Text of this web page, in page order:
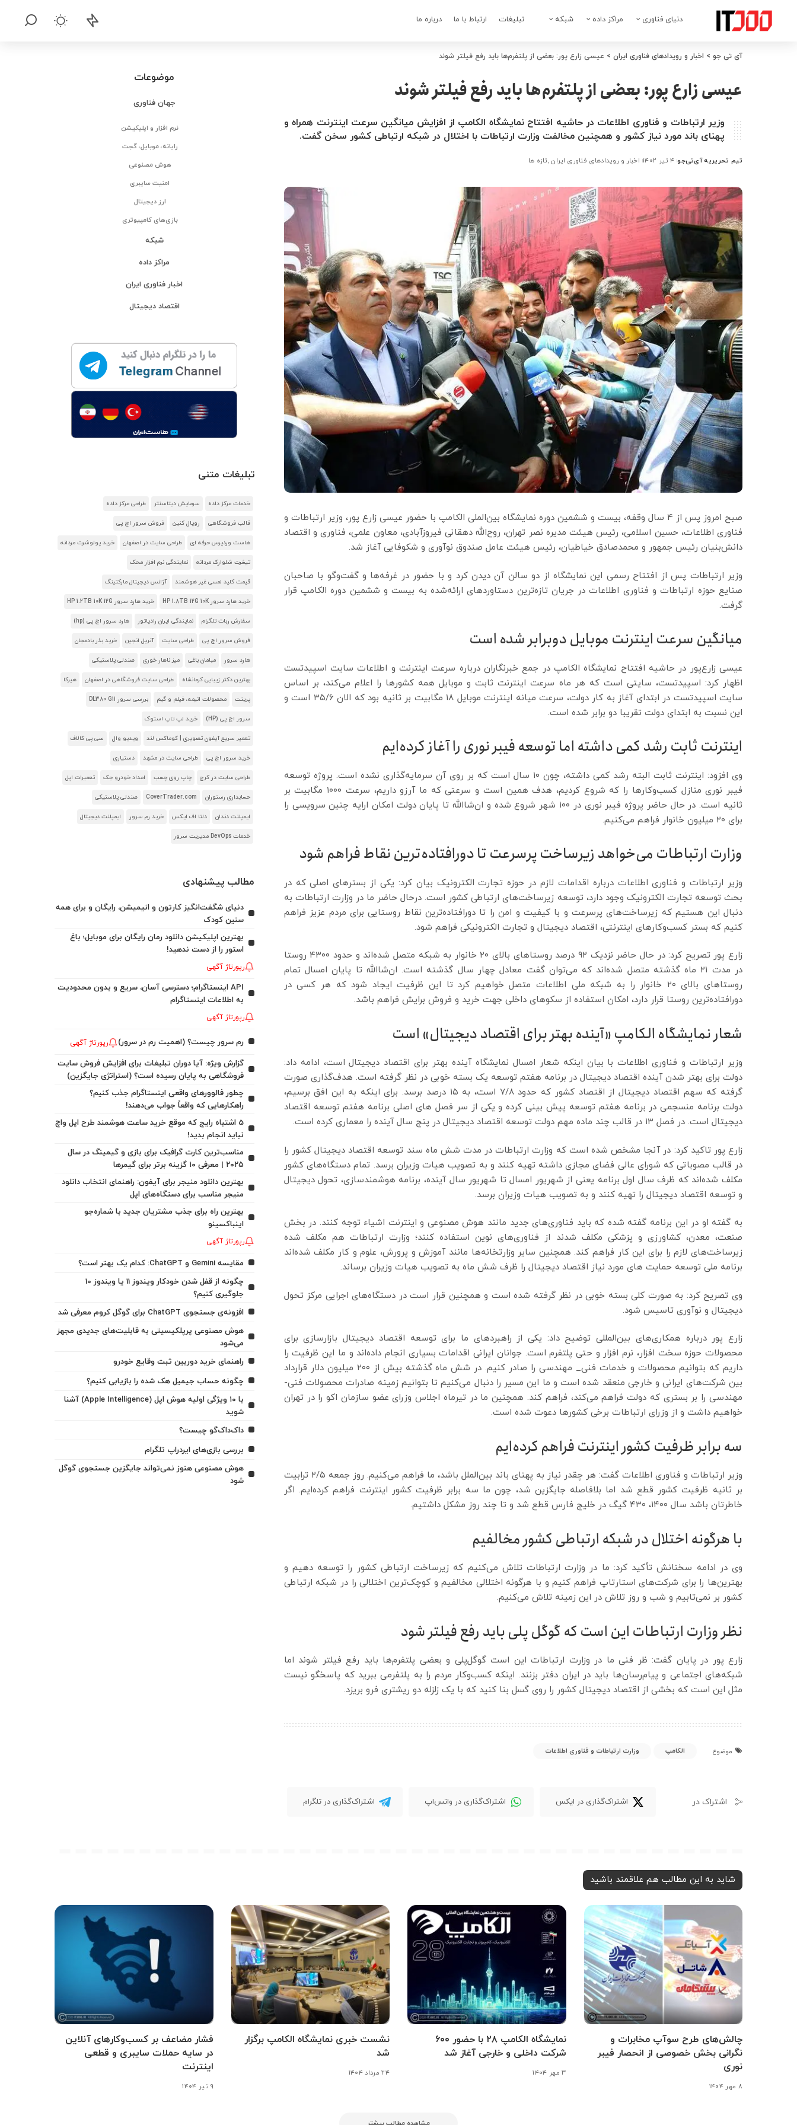
دنیای فناوری مراکز داده شبکه تبلیغات ارتباط با ما درباره ما
آی تی جو > اخبار و رویدادهای فناوری ایران > عیسی زارع پور: بعضی از پلتفرم‌ها باید رفع فیلتر شوند
عیسی زارع پور: بعضی از پلتفرم‌ها باید رفع فیلتر شوند
وزیر ارتباطات و فناوری اطلاعات در حاشیه افتتاح نمایشگاه الکامپ از افزایش میانگین سرعت اینترنت همراه و
پهنای باند مورد نیاز کشور و همچنین مخالفت وزارت ارتباطات با اختلال در شبکه ارتباطی کشور سخن گفت.
ارسال
توسط
تیم تحریریه آی‌تی‌جو ۴ تیر ۱۴۰۲ اخبار و رویدادهای فناوری ایران تازه ها
صبح امروز پس از 4 سال وقفه، بیست و ششمین دوره نمایشگاه بین‌الملی الکامپ با حضور عیسی زارع پور، وزیر ارتباطات و
فناوری اطلاعات، حسین اسلامی، رئیس هیئت مدیره نصر تهران، روح‌الله دهقانی فیروزآبادی، معاون علمی، فناوری و اقتصاد
دانش‌بنیان رئیس جمهور و محمدصادق خیاطیان، رئیس هیئت عامل صندوق نوآوری و شکوفایی آغاز شد.
وزیر ارتباطات پس از افتتاح رسمی این نمایشگاه از دو سالن آن دیدن کرد و با حضور در غرفه‌‌‌ها و گفت‌وگو با صاحبان
صنایع حوزه ارتباطات و فناوری اطلاعات در جریان تازه‌ترین دستاوردهای ارائه‌شده به بیست و ششمین دوره الکامپ قرار
گرفت.
میانگین سرعت اینترنت موبایل دوبرابر شده است
عیسی زارع‌پور در حاشیه افتتاح نمایشگاه الکامپ در جمع خبرنگاران درباره سرعت اینترنت و اطلاعات سایت اسپیدتست
اظهار کرد: اسپیدتست، سایتی است که هر ماه سرعت اینترنت ثابت و موبایل همه کشورها را اعلام می‌کند، بر اساس
سایت اسپیدتست در ابتدای آغاز به کار دولت، سرعت میانه اینترنت موبایل ۱۸ مگابیت بر ثانیه بود که الان ۳۵/۶ است و
این نسبت به ابتدای دولت تقریبا دو برابر شده است.
اینترنت ثابت رشد کمی داشته اما توسعه فیبر نوری را آغاز کرده‌ایم
وی افزود: اینترنت ثابت البته رشد کمی داشته، چون ۱۰ سال است که بر روی آن سرمایه‌گذاری نشده است. پروژه توسعه
فیبر نوری منازل کسب‌وکارها را که شروع کردیم، هدف همین است و سرعتی که ما آرزو داریم، سرعت ۱۰۰۰ مگابیت بر
ثانیه است. در حال حاضر پروژه فیبر نوری در ۱۰۰ شهر شروع شده و ان‌شاالله تا پایان دولت امکان ارایه چنین سرویسی را
برای ۲۰ میلیون خانوار فراهم می‌کنیم.
وزارت ارتباطات می‌خواهد زیرساخت پرسرعت تا دورافتاده‌ترین نقاط فراهم شود
وزیر ارتباطات و فناوری اطلاعات درباره اقدامات لازم در حوزه تجارت الکترونیک بیان کرد: یکی از بسترهای اصلی که در
بحث توسعه تجارت الکترونیک وجود دارد، توسعه زیرساخت‌های ارتباطی کشور است. درحال حاضر ما در وزارت ارتباطات به
دنبال این هستیم که زیر‌ساخت‌های پرسرعت و با کیفیت و امن را تا دورافتاده‌ترین نقاط روستایی برای مردم عزیز فراهم
کنیم که بستر کسب‌وکارهای اینترنتی، اقتصاد دیجیتال و تجارت الکترونیکی فراهم شود.
زارع پور تصریح کرد: در حال حاضر نزدیک ۹۲ درصد روستاهای بالای ۲۰ خانوار به شبکه متصل شده‌اند و حدود ۴۳۰۰ روستا
در مدت ۲۱ ماه گذشته متصل شده‌اند که می‌توان گفت معادل چهار سال گذشته است. ان‌شاالله تا پایان امسال تمام
روستاهای بالای ۲۰ خانوار را به شبکه ملی اطلاعات متصل خواهیم کرد تا این ظرفیت ایجاد شود که هر کسی در
دورافتاده‌ترین روستا قرار دارد، امکان استفاده از سکوهای داخلی جهت خرید و فروش برایش فراهم باشد.
شعار نمایشگاه الکامپ «آینده بهتر برای اقتصاد دیجیتال» است
وزیر ارتباطات و فناوری اطلاعات با بیان اینکه شعار امسال نمایشگاه آینده بهتر برای اقتصاد دیجیتال است، ادامه داد:
دولت برای بهتر شدن آینده اقتصاد دیجیتال در برنامه هفتم توسعه یک بسته خوبی در نظر گرفته است. هدف‌گذاری صورت
گرفته که سهم اقتصاد دیجیتال از اقتصاد کشور که حدود ۷/۸ است، به ۱۵ درصد برسد. برای اینکه به این افق برسیم،
دولت برنامه منسجمی در برنامه هفتم توسعه پیش بینی کرده و یکی از سر فصل های اصلی برنامه هفتم توسعه اقتصاد
دیجیتال است.‌ در فصل ۱۳ در قالب چند ماده مهم دولت توسعه اقتصاد دیجیتال در پنج سال آینده را معماری کرده است.
زارع پور تاکید کرد: در آنجا مشخص شده است که وزارت ارتباطات در مدت شش ماه سند توسعه اقتصاد دیجیتال کشور را
در قالب مصوباتی که شورای عالی فضای مجازی داشته تهیه کنند و به تصویب هیات وزیران برسد. تمام دستگاه‌های کشور
مکلف شده‌اند که ظرف سال اول برنامه یعنی از شهریور امسال تا شهریور سال آینده، برنامه هوشمندسازی، تحول دیجیتال
و توسعه اقتصاد دیجیتال را تهیه کنند و به تصویب هیات وزیران برسد.
به گفته او در این برنامه گفته شده که باید فناوری‌های جدید مانند هوش مصنوعی و اینترنت اشیاء توجه کنند. در بخش
صنعت، معدن، کشاورزی و پزشکی مکلف شدند از فناوری‌های نوین استفاده کنند؛ وزارت ارتباطات هم مکلف شده
زیرساخت‌های لازم را برای این کار فراهم کند. همچنین سایر وزارتخانه‌ها مانند آموزش و پرورش، علوم و کار مکلف شده‌اند
برنامه ملی توسعه حمایت های مورد نیاز اقتصاد دیجیتال را ظرف شش ماه به تصویب هیات وزیران برساند.
وی تصریح کرد: به صورت کلی بسته خوبی در نظر گرفته شده است و همچنین قرار است در دستگاه‌های اجرایی مرکز تحول
دیجیتال و نوآوری تاسیس شود.
زارع پور درباره همکاری‌های بین‌المللی توضیح داد: یکی از راهبردهای ما برای توسعه اقتصاد دیجیتال بازارسازی برای
محصولات حوزه سخت افزار، نرم افزار و حتی پلتفرم است. جوانان ایرانی اقدامات بسیاری انجام داده‌اند و ما این ظرفیت را
داریم که بتوانیم محصولات و خدمات فنی_ مهندسی را صادر کنیم. در شش ماه گذشته بیش از ۲۰۰ میلیون دلار قرارداد
بین شرکت‌های ایرانی و خارجی منعقد شده است و ما این مسیر را دنبال می‌کنیم تا بتوانیم زمینه صادرات محصولات فنی-
مهندسی را بر بستری که دولت فراهم می‌کند، فراهم کند. همچنین ما در تیرماه اجلاس وزرای عضو سازمان اکو را در تهران
خواهیم داشت و از وزرای ارتباطات برخی کشورها دعوت شده است.
سه برابر ظرفیت کشور اینترنت فراهم کرده‌ایم
وزیر ارتباطات و فناوری اطلاعات گفت: هر چقدر نیاز به پهنای باند بین‌الملل باشد، ما فراهم می‌کنیم. روز جمعه ۲/۵ ترابیت
بر ثانیه ظرفیت کشور قطع شد اما بلافاصله جایگزین شد، چون ما سه برابر ظرفیت کشور اینترنت فراهم کرده‌ایم. اگر
خاطرتان باشد سال ۱۴۰۰، ۴۳۰ گیگ در خلیج فارس قطع شد و تا چند روز مشکل داشتیم.
با هرگونه اختلال در شبکه ارتباطی کشور مخالفیم
وی در ادامه سخنانش تأکید کرد: ما در وزارت ارتباطات تلاش می‌کنیم که زیرساخت ارتباطی کشور را توسعه دهیم و
بهترین‌ها را برای شرکت‌های استارتاپ فراهم کنیم و با هرگونه اختلالی مخالفیم و کوچک‌ترین اختلالی را در شبکه ارتباطی
کشور بر نمی‌تابیم و شب و روز تلاش در این زمینه تلاش می‌کنیم.
نظر وزارت ارتباطات این است که گوگل پلی باید رفع فیلتر شود
زارع پور در پایان گفت: ظر فنی ما در وزارت ارتباطات این است گوگل‌پلی و بعضی پلتفرم‌ها باید رفع فیلتر شوند اما
شبکه‌های اجتماعی و پیام‌رسان‌ها باید در ایران دفتر بزنند. اینکه کسب‌وکار مردم را به پلتفرمی ببرید که پاسخگو نیست
مثل این است که بخشی از اقتصاد دیجیتال کشور را روی گسل بنا کنید که با یک زلزله دو ریشتری فرو بریزد.
موضوع الکامپ وزارت ارتباطات و فناوری اطلاعات
اشتراک در اشتراک‌گذاری در ایکس اشتراک‌گذاری در واتس‌اپ اشتراک‌گذاری در تلگرام
موضوعات
جهان فناوری
نرم افزار و اپلیکیشن
رایانه، موبایل، گجت
هوش مصنوعی
امنیت سایبری
ارز دیجیتال
بازی‌های کامپیوتری
شبکه
مراکز داده
اخبار فناوری ایران
اقتصاد دیجیتال
تبلیغات متنی
خدمات مرکز داده سرمایش دیتاسنتر طراحی مرکز داده
قالب فروشگاهی رویال کنین فروش سرور اچ پی
هاست وردپرس حرفه ای طراحی سایت در اصفهان خرید پولوشرت مردانه
تیشرت شلوارک مردانه نمایندگی نرم افزار محک
قیمت کلید لمسی غیر هوشمند آژانس دیجیتال مارکتینگ
خرید هارد سرور HP 1.8TB 12G 10K خرید هارد سرور HP 1.2TB 10K 12G
سفارش ربات تلگرام نمایندگی ایران رادیاتور هارد سرور اچ پی (hp)
فروش سرور اچ پی طراحی سایت آنریل انجین خرید بذر بادمجان
هارد سرور مبلمان باغی میز ناهار خوری صندلی پلاستیکی
بهترین دکتر زیبایی کرمانشاه طراحی سایت فروشگاهی در اصفهان هیرکا
پرینت محصولات انیمه، فیلم و گیم بررسی سرور DL380 G11
سرور اچ پی (HP) خرید لپ تاپ استوک
تعمیر سریع آیفون تصویری | کوماکس لند ویدیو وال سی پی کالاف
خرید سرور اچ پی طراحی سایت در مشهد دستیاری
طراحی سایت در کرج چاپ روی چسب امداد خودرو جک تعمیرات اپل
حسابداری رستوران CoverTrader.com صندلی پلاستیکی
ایمپلنت دندان دلتا اف ایکس خرید رم سرور ایمپلنت دیجیتال
خدمات DevOps مدیریت سرور
مطالب پیشنهادی
دنیای شگفت‌انگیز کارتون و انیمیشن، رایگان و برای همه
سنین کودک
بهترین اپلیکیشن دانلود رمان رایگان برای موبایل؛ باغ
استور را از دست ندهید!
رپورتاژ آگهی
API اینستاگرام؛ دسترسی آسان، سریع و بدون محدودیت
به اطلاعات اینستاگرام
رپورتاژ آگهی
رم سرور چیست؟ (اهمیت رم در سرور) رپورتاژ آگهی
گزارش ویژه: آیا دوران تبلیغات برای افزایش فروش سایت
فروشگاهی به پایان رسیده است؟ (استراتژی جایگزین)
چطور فالوورهای واقعی اینستاگرام جذب کنیم؟
راهکارهایی که واقعاً جواب می‌دهند!
5 اشتباه رایج که موقع خرید ساعت هوشمند طرح اپل واچ
نباید انجام بدید!
مناسب‌ترین کارت گرافیک برای بازی و گیمینگ در سال
۲۰۲۵ | معرفی ۱۰ گزینه برتر برای گیمرها
بهترین دانلود منیجر برای آیفون: راهنمای انتخاب دانلود
منیجر مناسب برای دستگاه‌های اپل
بهترین راه برای جذب مشتریان جدید با شماره‌جو
اینباکسینو
رپورتاژ آگهی
مقایسه Gemini و ChatGPT: کدام یک بهتر است؟
چگونه از قفل شدن خودکار ویندوز 11 یا ویندوز 10
جلوگیری کنیم؟
افزونه‌ی جستجوی ChatGPT برای گوگل کروم معرفی شد
هوش مصنوعی پرپلکیسیتی به قابلیت‌های جدیدی مجهز
می‌شود
راهنمای خرید دوربین ثبت وقایع خودرو
چگونه حساب جیمیل هک شده را بازیابی کنیم؟
با ۱۰ ویژگی اولیه هوش اپل (Apple Intelligence) آشنا
شوید
داک‌داک‌گو چیست؟
بررسی بازی‌های ایردراپ تلگرام
هوش مصنوعی هنوز نمی‌تواند جایگزین جستجوی گوگل
شود
شاید به این مطالب هم علاقمند باشید
چالش‌های طرح سوآپ مخابرات و
نگرانی بخش خصوصی از انحصار فیبر
نوری
۸ مهر ۱۴۰۴
نمایشگاه الکامپ ۲۸ با حضور ۶۰۰
شرکت داخلی و خارجی آغاز شد
۳ مهر ۱۴۰۴
نشست خبری نمایشگاه الکامپ برگزار
شد
۲۴ مرداد ۱۴۰۴
فشار مضاعف بر کسب‌وکارهای آنلاین
در سایه حملات سایبری و قطعی
اینترنت
۹ تیر ۱۴۰۴
مشاهده مطالب بیشتر